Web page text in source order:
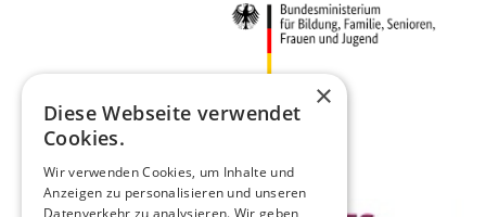
×
Diese Webseite verwendet
Cookies.
Wir verwenden Cookies, um Inhalte und
Anzeigen zu personalisieren und unseren
Datenverkehr zu analysieren. Wir geben